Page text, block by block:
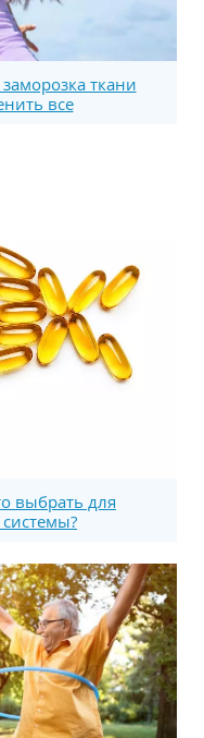
ткани
все
выбрать для